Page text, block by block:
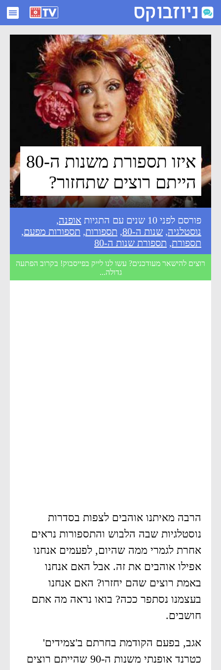
איזו תספורת משנות ה-80 הייתם רוצים שתחזור? - ניוזבוקס
איזו תספורת משנות ה-80
הייתם רוצים שתחזור?
פורסם לפני 10 שנים עם התגיות אופנה,
נוסטלגיה, שנות ה-80 , תספורות, תספורות מפעם,
תספורת, תספורת שנות ה-80
רוצים להישאר מעודכנים? עשו לנו לייק בפייסבוק! בקרוב הפתעה
גדולה...
הרבה מאיתנו אוהבים לצפות בסדרות
נוסטלגיות שבה הלבוש והתספורות נראים
אחרת לגמרי ממה שהיום, לפעמים אנחנו
אפילו אוהבים את זה. אבל האם אנחנו
באמת רוצים שהם יחזרו? האם אנחנו
בעצמנו נסתפר ככה? בואו נראה מה אתם
חושבים.
אגב, בפעם הקודמת בחרתם ב'צמידים'
כטרנד אופנתי משנות ה-90 שהייתם רוצים